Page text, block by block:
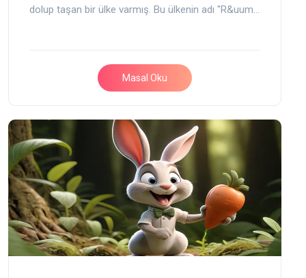
dolup taşan bir ülke varmış. Bu ülkenin adı "R&uum…
Masal Oku